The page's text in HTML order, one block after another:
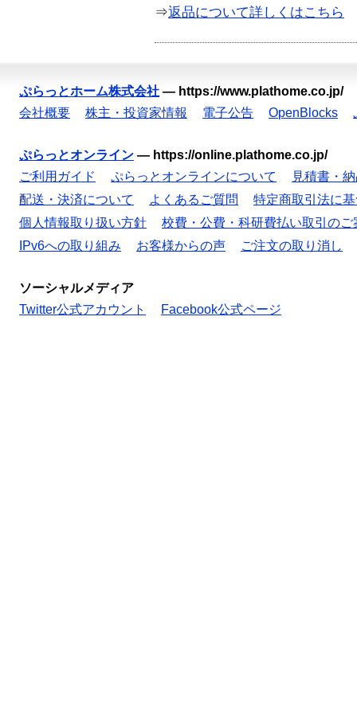
⇒返品について詳しくはこちら
ぷらっとホーム株式会社 — https://www.plathome.co.jp/
会社概要
株主・投資家情報 電子公告 OpenBlocks
ぷらっとオンライン — https://online.plathome.co.jp/
ご利用ガイド
ぷらっとオンラインについて
見積書・
配送・決済について
よくあるご質問
特定商取引法に
個人情報取り扱い方針
校費・公費・科研費払い取引のご
IPv6への取り組み
お客様からの声 ご注文の取り消し
ソーシャルメディア
Twitter公式アカウント
Facebook公式ページ